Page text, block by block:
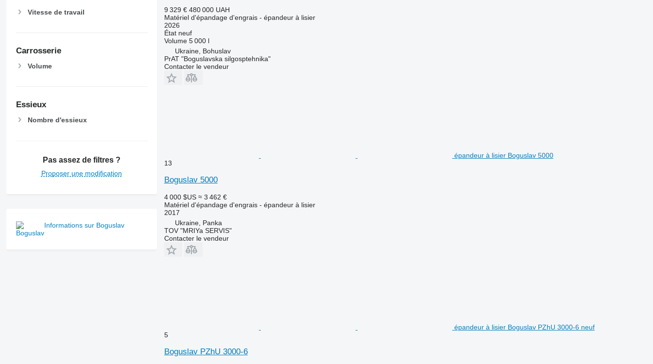
Vitesse de travail
Carrosserie
Volume
Essieux
Nombre d'essieux
Pas assez de filtres ?
Proposer une modification
Informations sur Boguslav
9 329 € 480 000 UAH
Matériel d'épandage d'engrais - épandeur à lisier
2026
Étatneuf
Volume 5 000 l
Ukraine, Bohuslav
PrAT "Boguslavska silgosptehnika"
Contacter le vendeur
épandeur à lisier Boguslav 5000
13
Boguslav 5000
4 000 $US ≈ 3 462 €
Matériel d'épandage d'engrais - épandeur à lisier
2017
Ukraine, Panka
TOV "MRIYa SERVIS"
Contacter le vendeur
épandeur à lisier Boguslav PZhU 3000-6 neuf
5
Boguslav PZhU 3000-6